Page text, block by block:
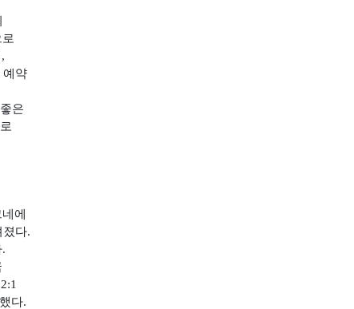
,
예약
은
네에
졌다.
.
2:1
다.